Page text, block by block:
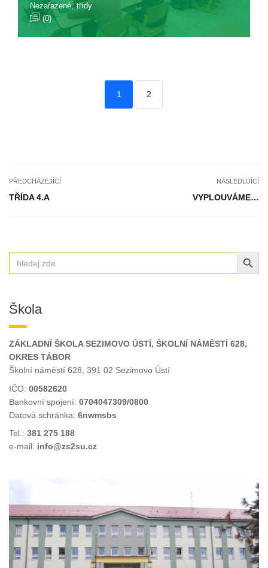
Nezařazené, třídy
(0)
1 2
PŘEDCHÁZEJÍCÍ
TŘÍDA 4.A
NÁSLEDUJÍCÍ
VYPLOUVÁME…
Search
for:
SEARCH
Škola
ZÁKLADNÍ ŠKOLA SEZIMOVO ÚSTÍ, ŠKOLNÍ NÁMĚSTÍ 628,
OKRES TÁBOR
Školní náměstí 628, 391 02 Sezimovo Ústí
IČO: 00582620
Bankovní spojení: 0704047309/0800
Datová schránka: 6nwmsbs
Tel.: 381 275 188
e-mail: info@zs2su.cz